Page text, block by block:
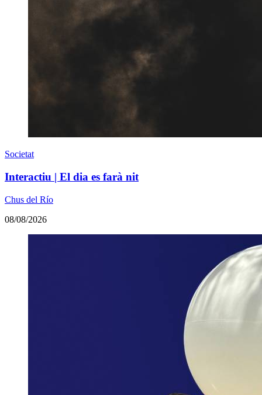
Societat
Interactiu | El dia es farà nit
Chus del Río
08/08/2026